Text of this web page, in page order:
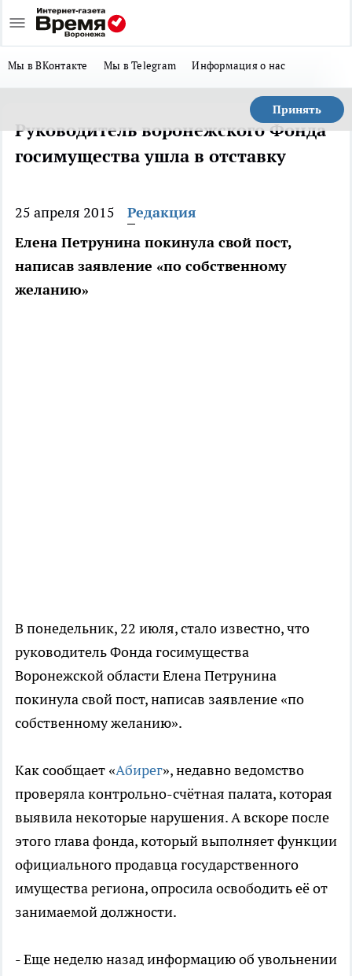
Мы в ВКонтакте Мы в Telegram Информация о нас
Принять
Руководитель воронежского Фонда
госимущества ушла в отставку
25 апреля 2015
Редакция
Елена Петрунина покинула свой пост,
написав заявление «по собственному
желанию»
В понедельник, 22 июля, стало известно, что
руководитель Фонда госимущества
Воронежской области Елена Петрунина
покинула свой пост, написав заявление «по
собственному желанию».
Как сообщает «Абирег», недавно ведомство
проверяла контрольно-счётная палата, которая
выявила некоторые нарушения. А вскоре после
этого глава фонда, который выполняет функции
официального продавца государственного
имущества региона, опросила освободить её от
занимаемой должности.
- Еще неделю назад информацию об увольнении